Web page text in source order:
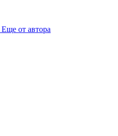
Еще от автора